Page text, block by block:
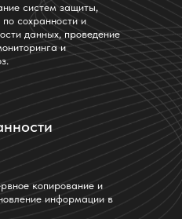
систем защиты,
сохранности и
данных, проведение
и
копирование и
информации в